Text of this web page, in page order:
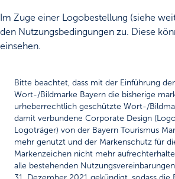
Im Zuge einer Logobestellung (siehe
den Nutzungsbedingungen zu. Diese
einsehen.
Bitte beachtet, dass mit der Einführung
Wort-/Bildmarke Bayern die bisherige
urheberrechtlich geschützte Wort-/
damit verbundene Corporate Design
Logoträger) von der Bayern Tourismus
mehr genutzt und der Markenschutz für
Markenzeichen nicht mehr
alle bestehenden